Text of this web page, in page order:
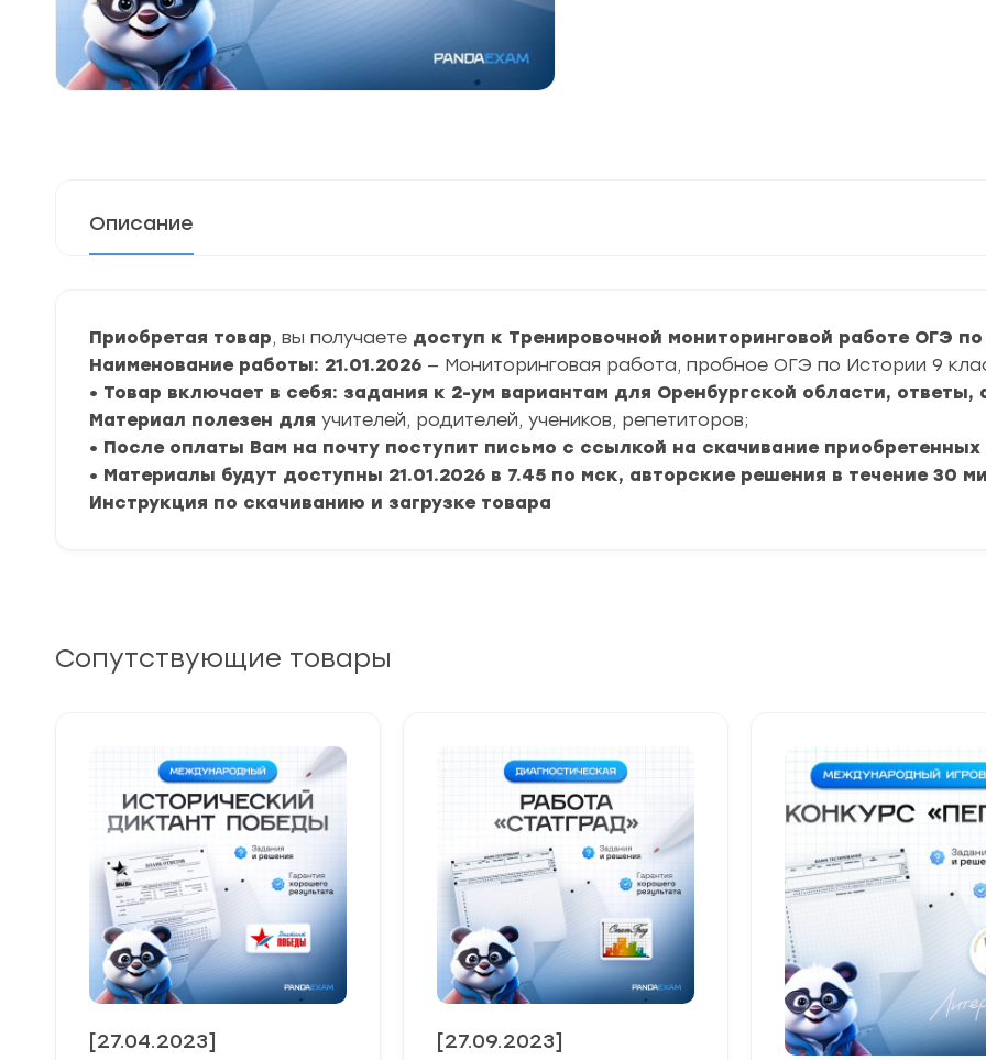
Описание
Приобретая товар, вы получаете доступ к Тренировочной мониторинговой работе ОГЭ
Наименование работы: 21.01.2026 — Мониторинговая работа, пробное ОГЭ по Истории 9
• Товар включает в себя: задания к 2-ум вариантам для Оренбургской области,
Материал полезен для учителей, родителей, учеников, репетиторов;
• После оплаты Вам на почту поступит письмо с ссылкой на скачивание приобретенных
• Материалы будут доступны 21.01.2026 в 7.45 по мск, авторские решения в течение 30
Инструкция по скачиванию и загрузке товара
Сопутствующие товары
[27.04.2023]
[27.09.2023]